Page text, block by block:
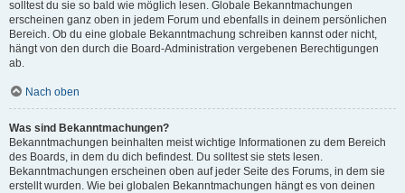
solltest du sie so bald wie möglich lesen. Globale Bekanntmachungen
erscheinen ganz oben in jedem Forum und ebenfalls in deinem persönlichen
Bereich. Ob du eine globale Bekanntmachung schreiben kannst oder nicht,
hängt von den durch die Board-Administration vergebenen Berechtigungen
ab.
Nach oben
Was sind Bekanntmachungen?
Bekanntmachungen beinhalten meist wichtige Informationen zu dem Bereich
des Boards, in dem du dich befindest. Du solltest sie stets lesen.
Bekanntmachungen erscheinen oben auf jeder Seite des Forums, in dem sie
erstellt wurden. Wie bei globalen Bekanntmachungen hängt es von deinen